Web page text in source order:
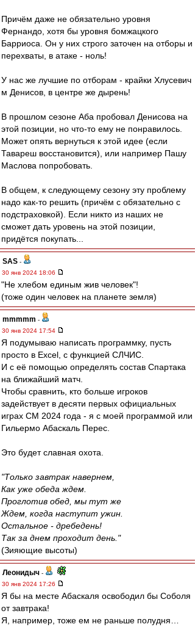
Причём даже не обязательно уровня
Фернандо, хотя бы уровня бомжацкого
Барриоса. Он у них строго заточен на отборы и
перехваты, в атаке - ноль!
У нас же лучшие по отборам - крайки Хлусевич
м Денисов, в центре же дырень!
В прошлом сезоне Аба пробовал Денисова на
этой позиции, но что-то ему не понравилось.
Может опять вернуться к этой идее (если
Тавареш восстановится), или например Пашу
Маслова попробовать.
В общем, к следующему сезону эту проблему
надо как-то решить (причём с обязательно с
подстраховкой). Если никто из наших не
сможет дать уровень на этой позиции,
придётся покупать...
SAS -
30 янв 2024 18:06
"Не хлебом единым жив человек"!
(тоже один человек на планете земля)
mmmmm -
30 янв 2024 17:54
Я подумываю написать программку, пусть
просто в Excel, с функцией СЛЧИС.
И с её помощью определять состав Спартака
на ближайший матч.
Чтобы сравнить, кто больше игроков
задействует в десяти первых официальных
играх СМ 2024 года - я с моей программой или
Гильермо Абаскаль Перес.
Это будет славная охота.
"Только завтрак навернем,
Как уже обеда ждем.
Проглотив обед, мы тут же
Ждем, когда наступит ужин.
Остальное - дребедень!
Так за днем проходит день."
(Зияющие высоты)
Леонидыч -
30 янв 2024 17:26
Я бы на месте Абаскаля освободил бы Соболя
от завтрака!
Я, например, тоже ем не раньше полудня…